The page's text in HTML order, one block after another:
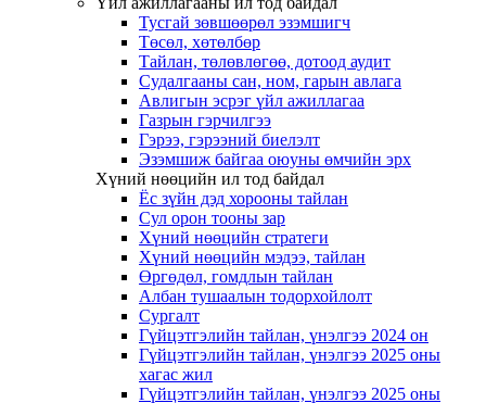
Тусгай зөвшөөрөл эзэмшигч
Төсөл, хөтөлбөр
Тайлан, төлөвлөгөө, дотоод аудит
Судалгааны сан, ном, гарын авлага
Авлигын эсрэг үйл ажиллагаа
Газрын гэрчилгээ
Гэрээ, гэрээний биелэлт
Эзэмшиж байгаа оюуны өмчийн эрх
Хүний нөөцийн ил тод байдал
Ёс зүйн дэд хорооны тайлан
Сул орон тооны зар
Хүний нөөцийн стратеги
Хүний нөөцийн мэдээ, тайлан
Өргөдөл, гомдлын тайлан
Албан тушаалын тодорхойлолт
Сургалт
Гүйцэтгэлийн тайлан, үнэлгээ 2024 он
Гүйцэтгэлийн тайлан, үнэлгээ 2025 оны
хагас жил
Гүйцэтгэлийн тайлан, үнэлгээ 2025 оны